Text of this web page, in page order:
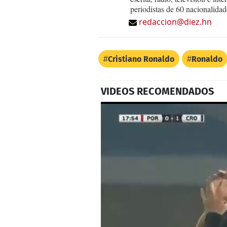
periodistas de 60
redaccion@diez.hn
Cristiano Ronaldo Ronaldo
VIDEOS RECOMENDADOS